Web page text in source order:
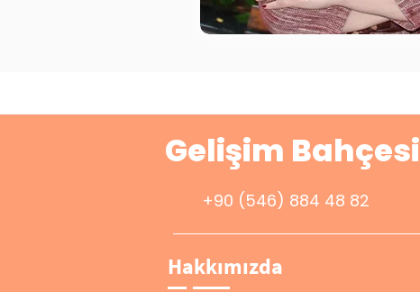
Gelişim Bahçesi
+90 (546) 884 48 82
Hakkımızda